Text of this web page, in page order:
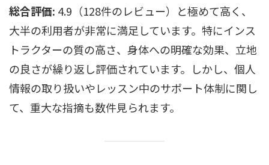
総合評価: 4.9（128件のレビュー）と極めて高く、
大半の利用者が非常に満足しています。特にインス
トラクターの質の高さ、身体への明確な効果、立地
の良さが繰り返し評価されています。しかし、個人
情報の取り扱いやレッスン中のサポート体制に関し
て、重大な指摘も数件見られます。